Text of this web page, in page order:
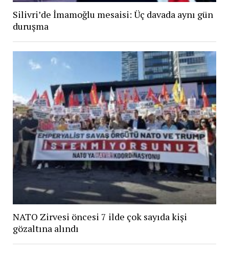
Silivri’de İmamoğlu mesaisi: Üç davada aynı gün
duruşma
NATO Zirvesi öncesi 7 ilde çok sayıda kişi
gözaltına alındı